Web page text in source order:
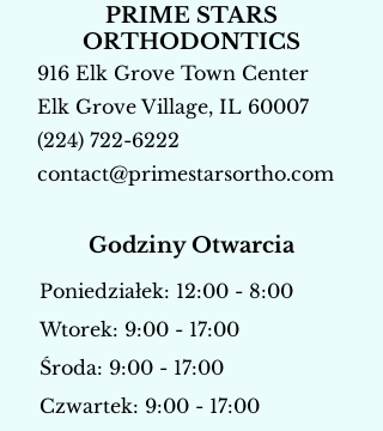
PRIME STARS
ORTHODONTICS
916 Elk Grove Town Center
Elk Grove Village, IL 60007
(224) 722-6222
contact@primestarsortho.com
Godziny Otwarcia
Poniedziałek: 12:00 - 8:00
Wtorek: 9:00 - 17:00
Środa: 9:00 - 17:00
Czwartek: 9:00 - 17:00